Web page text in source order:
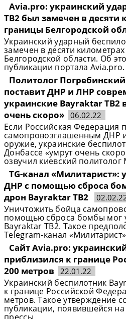
Avia.pro: украинский
TB2 был замечен в десяти
границы Белгородской
Украинский ударный
замечен в десяти
Белгородской области. Об
публикации портала Avia.pro.
Политолог
поставит ДНР и ЛНР
украинские Bayraktar TB2
очень скоро» 06.02.22
Если Российская Федерация
самопровозглашенным ДНР
оружие, украинские
Донбассе «умрут очень
озвучил киевский
TG-канал «Милитарист»:
ДНР с помощью сброса
дрон Bayraktar TB2
Уничтожить бойца
помощью сброса бомбы мог
Bayraktar TB2. Такое
Telegram-канал
Сайт Avia.pro:
приблизился к границе
200 метров 22.01.22
Украинский беспилотник
к границе Российской
метров. Такое утверждение
публикации, появившейся на